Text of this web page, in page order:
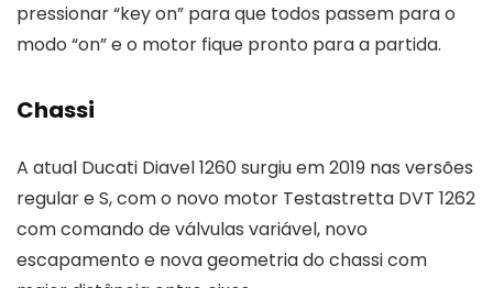
pressionar “key on” para que todos passem para o
modo “on” e o motor fique pronto para a partida.
Chassi
A atual Ducati Diavel 1260 surgiu em 2019 nas versões
regular e S, com o novo motor Testastretta DVT 1262
com comando de válvulas variável, novo
escapamento e nova geometria do chassi com